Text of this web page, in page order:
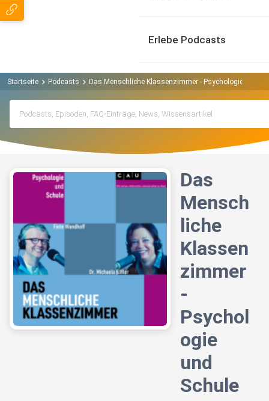
Erlebe Podcasts
Startseite Podcasts Das Menschliche Klassenzimmer - Psychologie und
Das
Mensch
liche
Klassen
zimmer
-
Psychol
ogie
und
Schule